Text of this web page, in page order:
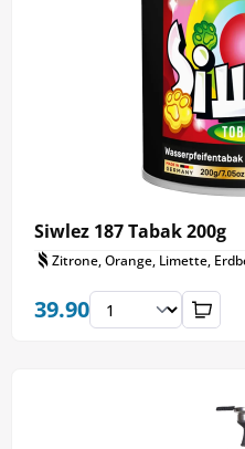
Siwlez 187 Tabak 200g
Zitrone, Orange, Limette,
39.90